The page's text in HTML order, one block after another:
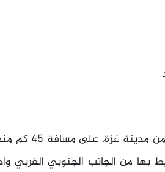
الجلدية هي قرية فلسطينية مهجرة، تقع في الشمال الشرقي من
سطح البحر، ويحيط بها من الجانب الجنوبي الغربي